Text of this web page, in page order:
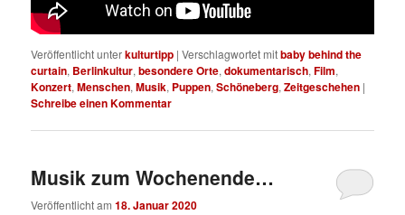
Veröffentlicht unterkulturtipp |Verschlagwortet mitbaby behind the
curtain, Berlinkultur,besondere Orte,dokumentarisch,Film,
Konzert,Menschen,Musik, Puppen,Schöneberg,Zeitgeschehen |
Schreibe einen Kommentar
Musik zum Wochenende…
Veröffentlicht am18. Januar 2020